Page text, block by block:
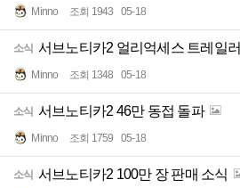
Minno 조회 1943 05-18
소식 서브노티카2 얼리억세스 트레일러
Minno 조회 1348 05-18
소식 서브노티카2 46만 동접 돌파
Minno 조회 1759 05-18
소식 서브노티카2 100만 장 판매 소식